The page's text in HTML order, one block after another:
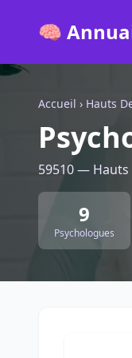
🧠
Accueil › Hauts
59510 — Hauts
9
Psychologues